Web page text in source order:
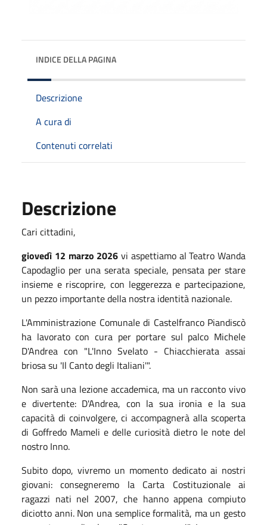
INDICE DELLA PAGINA
Descrizione
A cura di
Contenuti correlati
Descrizione
Cari cittadini,
giovedì 12 marzo 2026 vi aspettiamo al Teatro Wanda
Capodaglio per una serata speciale, pensata per stare
insieme e riscoprire, con leggerezza e partecipazione,
un pezzo importante della nostra identità nazionale.
L'Amministrazione Comunale di Castelfranco Piandiscò
ha lavorato con cura per portare sul palco Michele
D'Andrea con "L'Inno Svelato - Chiacchierata assai
briosa su 'Il Canto degli Italiani'".
Non sarà una lezione accademica, ma un racconto vivo
e divertente: D'Andrea, con la sua ironia e la sua
capacità di coinvolgere, ci accompagnerà alla scoperta
di Goffredo Mameli e delle curiosità dietro le note del
nostro Inno.
Subito dopo, vivremo un momento dedicato ai nostri
giovani: consegneremo la Carta Costituzionale ai
ragazzi nati nel 2007, che hanno appena compiuto
diciotto anni. Non una semplice formalità, ma un gesto